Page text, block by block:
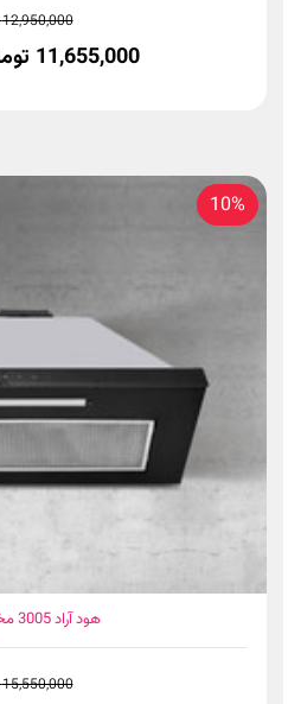
12,950,000 تومان
11,655,000 تومان
10%
هود آراد 3005 مخفی میلان
15,550,000 تومان